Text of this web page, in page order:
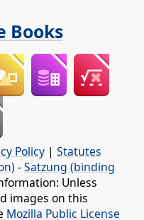
Books
Policy | Statutes
-Satzung (binding
Unless
images on this
Mozilla Public License